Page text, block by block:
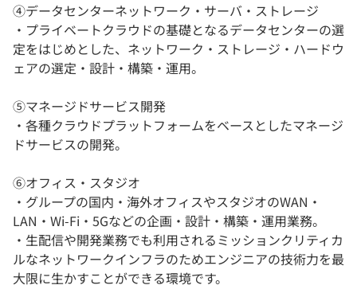
④データセンターネットワーク・サーバ・ストレージ
・プライベートクラウドの基礎となるデータセンターの選
定をはじめとした、ネットワーク・ストレージ・ハードウ
ェアの選定・設計・構築・運用。
⑤マネージドサービス開発
・各種クラウドプラットフォームをベースとしたマネージ
ドサービスの開発。
⑥オフィス・スタジオ
・グループの国内・海外オフィスやスタジオのWAN・
LAN・Wi-Fi・5Gなどの企画・設計・構築・運用業務。
・生配信や開発業務でも利用されるミッションクリティカ
ルなネットワークインフラのためエンジニアの技術力を最
大限に生かすことができる環境です。